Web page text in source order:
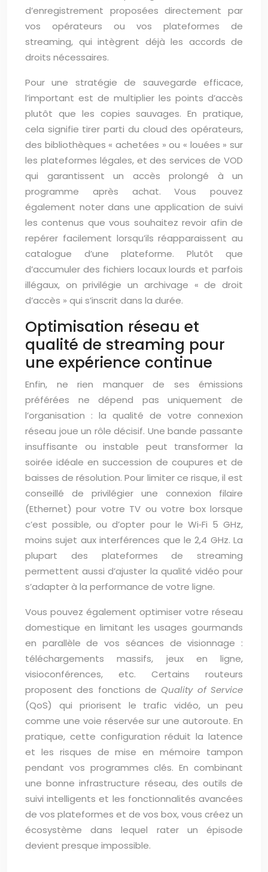
d’enregistrement proposées directement par
vos opérateurs ou vos plateformes de
streaming, qui intègrent déjà les accords de
droits nécessaires.
Pour une stratégie de sauvegarde efficace,
l’important est de multiplier les points d’accès
plutôt que les copies sauvages. En pratique,
cela signifie tirer parti du cloud des opérateurs,
des bibliothèques « achetées » ou « louées » sur
les plateformes légales, et des services de VOD
qui garantissent un accès prolongé à un
programme après achat. Vous pouvez
également noter dans une application de suivi
les contenus que vous souhaitez revoir afin de
repérer facilement lorsqu’ils réapparaissent au
catalogue d’une plateforme. Plutôt que
d’accumuler des fichiers locaux lourds et parfois
illégaux, on privilégie un archivage « de droit
d’accès » qui s’inscrit dans la durée.
Optimisation réseau et
qualité de streaming pour
une expérience continue
Enfin, ne rien manquer de ses émissions
préférées ne dépend pas uniquement de
l’organisation : la qualité de votre connexion
réseau joue un rôle décisif. Une bande passante
insuffisante ou instable peut transformer la
soirée idéale en succession de coupures et de
baisses de résolution. Pour limiter ce risque, il est
conseillé de privilégier une connexion filaire
(Ethernet) pour votre TV ou votre box lorsque
c’est possible, ou d’opter pour le Wi‑Fi 5 GHz,
moins sujet aux interférences que le 2,4 GHz. La
plupart des plateformes de streaming
permettent aussi d’ajuster la qualité vidéo pour
s’adapter à la performance de votre ligne.
Vous pouvez également optimiser votre réseau
domestique en limitant les usages gourmands
en parallèle de vos séances de visionnage :
téléchargements massifs, jeux en ligne,
visioconférences, etc. Certains routeurs
proposent des fonctions de Quality of Service
(QoS) qui priorisent le trafic vidéo, un peu
comme une voie réservée sur une autoroute. En
pratique, cette configuration réduit la latence
et les risques de mise en mémoire tampon
pendant vos programmes clés. En combinant
une bonne infrastructure réseau, des outils de
suivi intelligents et les fonctionnalités avancées
de vos plateformes et de vos box, vous créez un
écosystème dans lequel rater un épisode
devient presque impossible.